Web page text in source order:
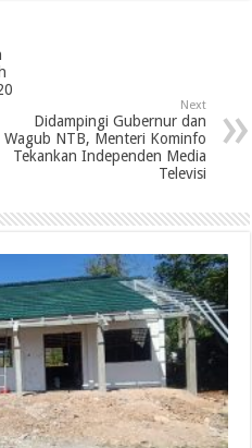
Next
Didampingi Gubernur dan
Wagub NTB, Menteri Kominfo
Tekankan Independen Media
Televisi